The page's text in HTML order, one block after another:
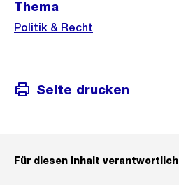
Informationen
Thema
Politik & Recht
Seite drucken
Für diesen Inhalt verantwortlich